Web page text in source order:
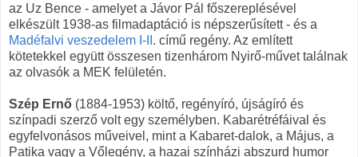
az Uz Bence - amelyet a Jávor Pál főszereplésével
elkészült 1938-as filmadaptáció is népszerűsített - és a
Madéfalvi veszedelem I-II . című regény. Az említett
kötetekkel együtt összesen tizenhárom Nyirő-művet találnak
az olvasók a MEK felületén.
Szép Ernő (1884-1953) költő, regényíró, újságíró és
színpadi szerző volt egy személyben. Kabarétréfáival és
egyfelvonásos műveivel, mint a Kabaret-dalok, a Május, a
Patika vagy a Vőlegény, a hazai színházi abszurd humor